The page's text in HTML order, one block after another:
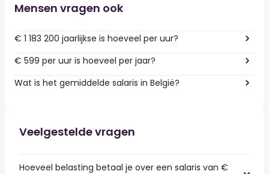
Mensen vragen ook
€ 1 183 200 jaarlijkse is hoeveel per uur?
€ 599 per uur is hoeveel per jaar?
Wat is het gemiddelde salaris in België?
Veelgestelde vragen
Hoeveel belasting betaal je over een salaris van €